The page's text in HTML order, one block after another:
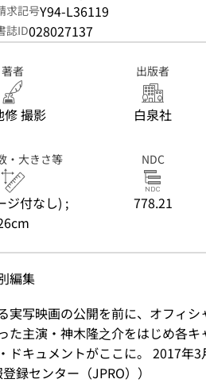
求記号Y94-L36119
誌ID028027137
著者
修 撮影
出版者
白泉社
・大きさ等
ジ付なし) ;
NDC
778.21
編集
実写映画の公開を前に、オフィ
た主演・神木隆之介をはじめ各
ドキュメントがここに。 2017年3
録センター（JPRO））